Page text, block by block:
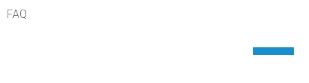
FAQ